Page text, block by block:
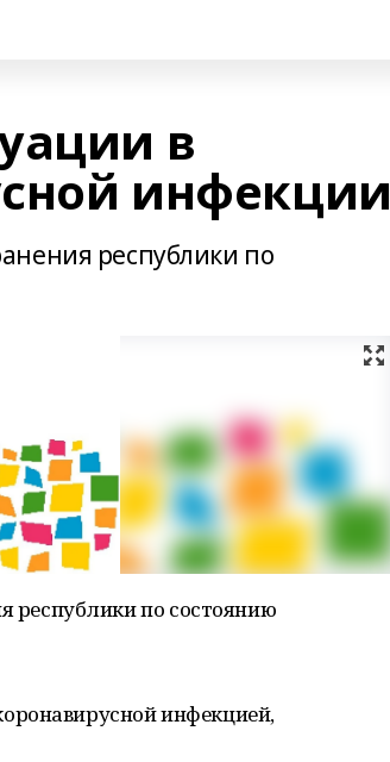
в
инфекции
республики по
республики по состоянию
инфекцией,